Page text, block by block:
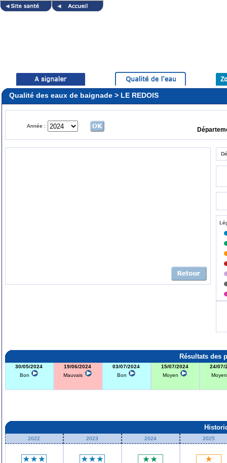
Qualité des eaux de baignade > LE REDOIS
Année :
Résultats des
30/05/2024
Bon
19/06/2024
Mauvais
03/07/2024
Bon
15/07/2024
Moyen
24/07/
2022 2023 2024 2025